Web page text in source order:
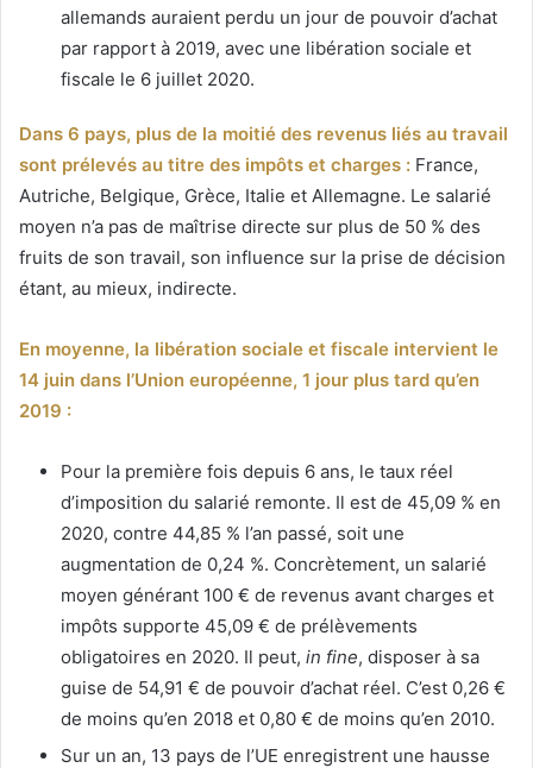
allemands auraient perdu un jour de pouvoir d’achat
par rapport à 2019, avec une libération sociale et
fiscale le 6 juillet 2020.
Dans 6 pays, plus de la moitié des revenus liés au travail
sont prélevés au titre des impôts et charges : France,
Autriche, Belgique, Grèce, Italie et Allemagne. Le salarié
moyen n’a pas de maîtrise directe sur plus de 50 % des
fruits de son travail, son influence sur la prise de décision
étant, au mieux, indirecte.
En moyenne, la libération sociale et fiscale intervient le
14 juin dans l’Union européenne, 1 jour plus tard qu’en
2019 :
Pour la première fois depuis 6 ans, le taux réel
d’imposition du salarié remonte. Il est de 45,09 % en
2020, contre 44,85 % l’an passé, soit une
augmentation de 0,24 %. Concrètement, un salarié
moyen générant 100 € de revenus avant charges et
impôts supporte 45,09 € de prélèvements
obligatoires en 2020. Il peut, in fine, disposer à sa
guise de 54,91 € de pouvoir d’achat réel. C’est 0,26 €
de moins qu’en 2018 et 0,80 € de moins qu’en 2010.
Sur un an, 13 pays de l’UE enregistrent une hausse